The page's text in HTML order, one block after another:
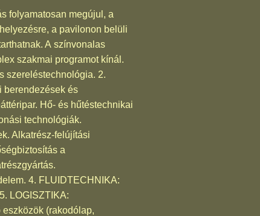
folyamatosan megújul, a
a pavilonon belüli
A színvonalas
szakmai programot kínál.
szereléstechnológia. 2.
berendezések és
Hő- és hűtéstechnikai
technológiák.
Alkatrész-felújítási
a
4. FLUIDTECHNIKA:
LOGISZTIKA:
(rakodólap,